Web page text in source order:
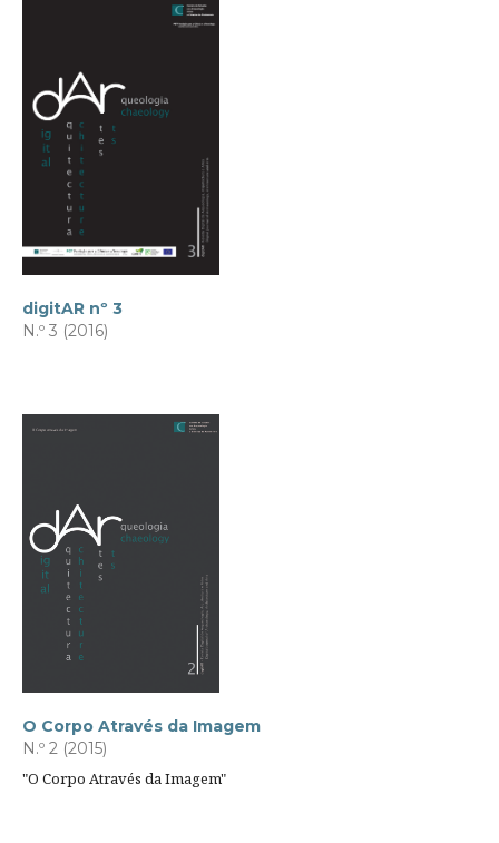
digitAR nº 3
N.º 3 (2016)
O Corpo Através da Imagem
N.º 2 (2015)
"O Corpo Através da Imagem"